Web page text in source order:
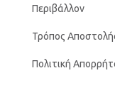
Περιβάλλον
Τρόπος
Πολιτική